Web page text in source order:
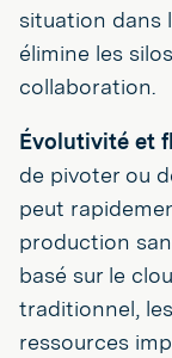
situation dans
élimine les
collaboration.
Évolutivité et
de pivoter ou
peut
production
basé sur le
traditionnel,
ressources